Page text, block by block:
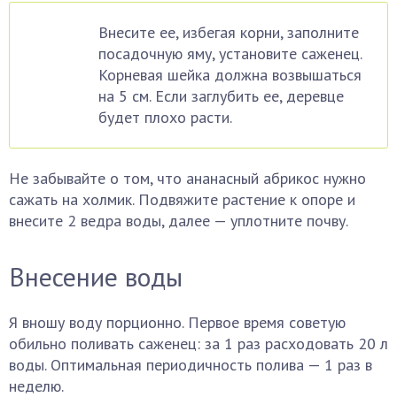
Внесите ее, избегая корни, заполните
посадочную яму, установите саженец.
Корневая шейка должна возвышаться
на 5 см. Если заглубить ее, деревце
будет плохо расти.
Не забывайте о том, что ананасный абрикос нужно
сажать на холмик. Подвяжите растение к опоре и
внесите 2 ведра воды, далее — уплотните почву.
Внесение воды
Я вношу воду порционно. Первое время советую
обильно поливать саженец: за 1 раз расходовать 20 л
воды. Оптимальная периодичность полива — 1 раз в
неделю.